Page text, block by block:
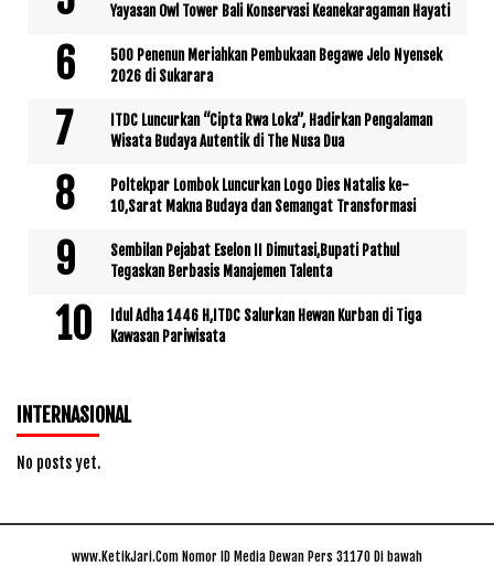
Yayasan Owl Tower Bali Konservasi Keanekaragaman Hayati
500 Penenun Meriahkan Pembukaan Begawe Jelo Nyensek
2026 di Sukarara
ITDC Luncurkan “Cipta Rwa Loka”, Hadirkan Pengalaman
Wisata Budaya Autentik di The Nusa Dua
Poltekpar Lombok Luncurkan Logo Dies Natalis ke-
10,Sarat Makna Budaya dan Semangat Transformasi
Sembilan Pejabat Eselon II Dimutasi,Bupati Pathul
Tegaskan Berbasis Manajemen Talenta
Idul Adha 1446 H,ITDC Salurkan Hewan Kurban di Tiga
Kawasan Pariwisata
INTERNASIONAL
No posts yet.
www.KetikJari.Com Nomor ID Media Dewan Pers 31170 Di bawah